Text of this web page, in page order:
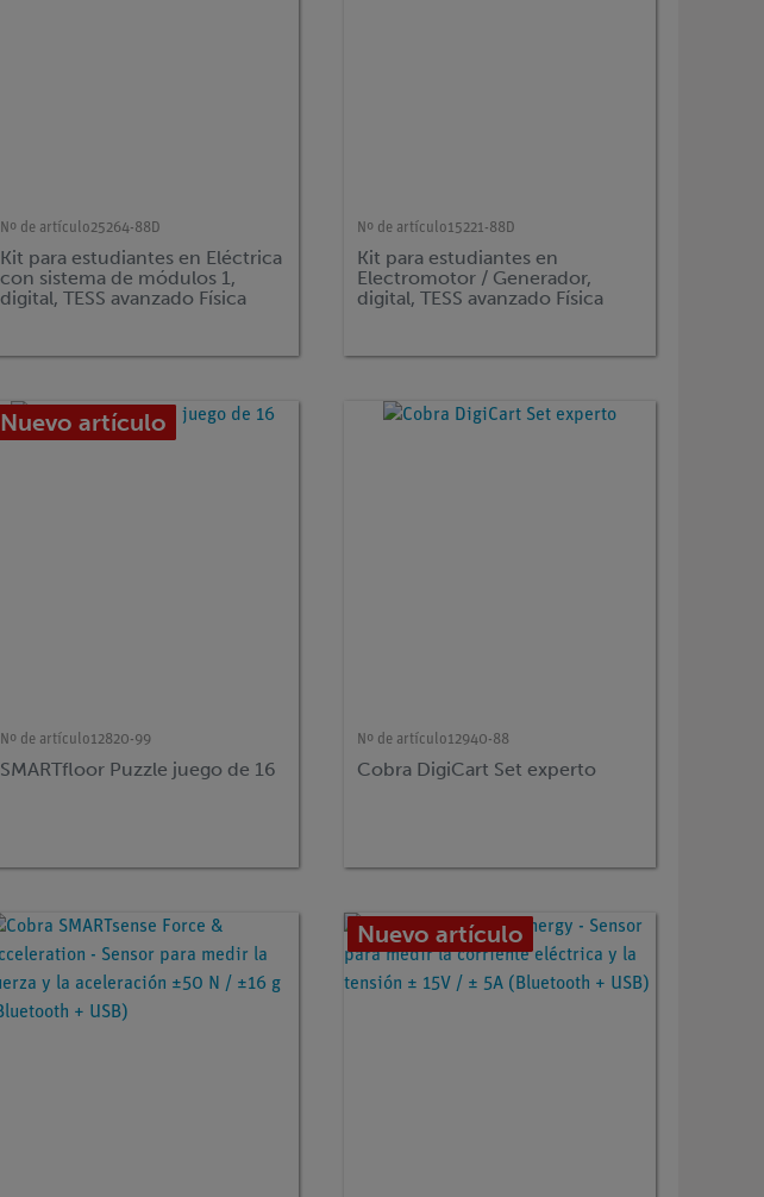
Nº de artículo25264-88D
Kit para estudiantes en Eléctrica
con sistema de módulos 1,
digital, TESS avanzado Física
Nº de artículo15221-88D
Kit para estudiantes en
Electromotor / Generador,
digital, TESS avanzado Física
Nuevo artículo
Nº de artículo12820-99
SMARTfloor Puzzle juego de 16
Nº de artículo12940-88
Cobra DigiCart Set experto
Nuevo artículo